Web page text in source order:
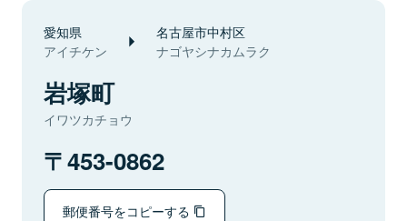
愛知県
アイチケン
名古屋市中村区
ナゴヤシナカムラク
岩塚町
イワツカチョウ
453-0862
郵便番号をコピーする